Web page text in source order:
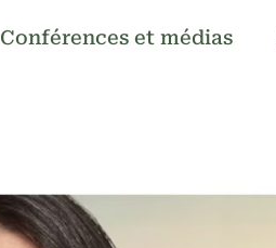
Conférences et médias